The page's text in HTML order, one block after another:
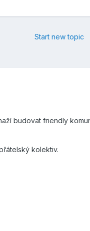
Start new topic
budovat friendly
kolektiv.